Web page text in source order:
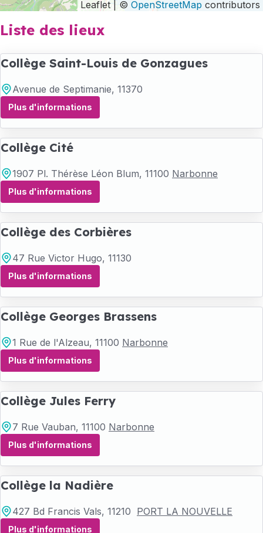
Leaflet | © OpenStreetMap contributors
Liste des lieux
Collège Saint-Louis de Gonzagues
Avenue de Septimanie, 11370
Plus d'informations
Collège Cité
1907 Pl. Thérèse Léon Blum, 11100 Narbonne
Plus d'informations
Collège des Corbières
47 Rue Victor Hugo, 11130
Plus d'informations
Collège Georges Brassens
1 Rue de l'Alzeau, 11100 Narbonne
Plus d'informations
Collège Jules Ferry
7 Rue Vauban, 11100 Narbonne
Plus d'informations
Collège la Nadière
427 Bd Francis Vals, 11210 PORT LA NOUVELLE
Plus d'informations